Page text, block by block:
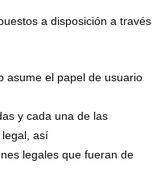
a disposición a través
asume el papel de usuario
y cada una de las
legal, así
legales que fueran de